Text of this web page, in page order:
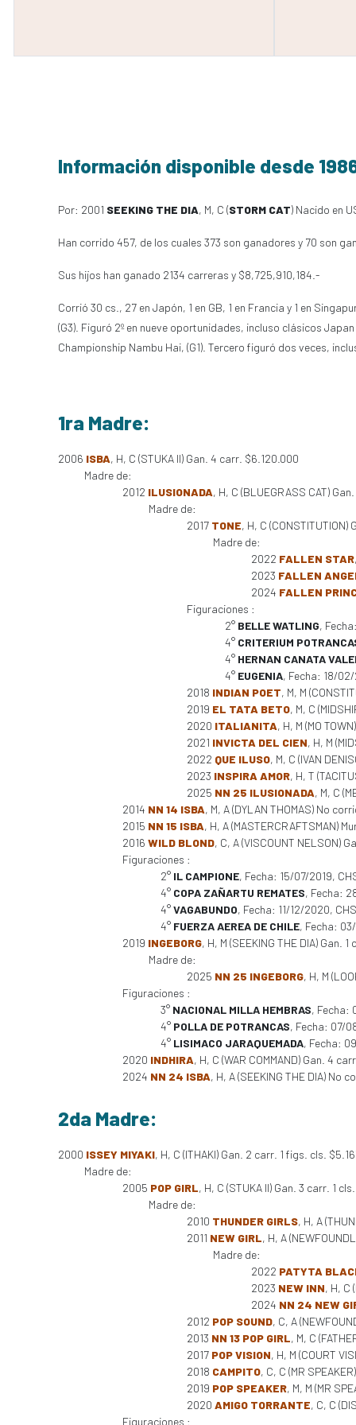
Información disponible desde
Por: 2001 SEEKING THE DIA, M, C (STORM CAT) Nacido en
Han corrido 457, de los cuales 373 son ganadores y 70 son
Sus hijos han ganado 2134 carreras y $8,725,910,184.-
Corrió 30 cs., 27 en Japón, 1 en GB, 1 en Francia y 1 en
(G3). Figuró 2º en nueve oportunidades, incluso clásicos Japan
Championship Nambu Hai, (G1). Tercero figuró dos veces,
1ra Madre:
2006 ISBA, H, C (STUKA II) Gan. 4 carr. $6.120.000
Madre de:
2012 ILUSIONADA, H, C (BLUEGRASS CAT)
Madre de:
2017 TONE, H, C
Madre de:
2022 FALLEN STAR
2023 FALLEN
2024 FALLEN
Figuraciones :
2° BELLE WATLING,
4° CRITERIUM
4° HERNAN CANATA
4° EUGENIA, Fecha: 18/02/
2018 INDIAN POET, M, M
2019 EL TATA BETO, M, C
2020 ITALIANITA, H, M (MO
2021 INVICTA DEL CIEN, H, M
2022 QUE ILUSO, M, C (IVAN
2023 INSPIRA AMOR, H, T
2025 NN 25 ILUSIONADA, M, C
2014 NN 14 ISBA, M, A (DYLAN THOMAS) No
2015 NN 15 ISBA, H, A (MASTERCRAFTSMAN)
2016 WILD BLOND, C, A (VISCOUNT NELSON)
Figuraciones :
2° IL CAMPIONE, Fecha: 15/07/2019,
4° COPA ZAÑARTU REMATES, Fecha:
4°VAGABUNDO, Fecha: 11/12/2020, CHS
4° FUERZA AEREA DE CHILE, Fecha:
2019 INGEBORG, H, M (SEEKING THE DIA) Gan.
Madre de:
2025 NN 25 INGEBORG, H, M
Figuraciones :
3° NACIONAL MILLA HEMBRAS, Fecha:
4° POLLA DE POTRANCAS, Fecha: 07/
4° LISIMACO JARAQUEMADA, Fecha:
2020 INDHIRA, H, C (WAR COMMAND) Gan. 4
2024 NN 24 ISBA, H, A (SEEKING THE DIA) No
2da Madre:
2000 ISSEY MIYAKI, H, C (ITHAKI) Gan. 2 carr. 1 figs. cls.
Madre de:
2005 POP GIRL, H, C (STUKA II) Gan. 3 carr. 1
Madre de:
2010 THUNDER GIRLS, H, A
2011 NEW GIRL, H, A
Madre de:
2022 PATYTA
2023 NEW INN, H, C
2024 NN 24 NEW
2012 POP SOUND, C, A
2013 NN 13 POP GIRL, M, C
2017 POP VISION, H, M (COURT
2018 CAMPITO, C, C (MR
2019 POP SPEAKER, M, M (MR
2020 AMIGO TORRANTE, C, C
Figuraciones :